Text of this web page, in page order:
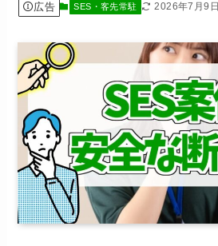
広告 SES・客先常駐 2026年7月9日